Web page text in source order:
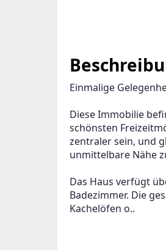
Einmalige
Diese Immobilie
schönsten
zentraler sein, und
unmittelbare Nähe
Das Haus verfügt
Badezimmer. Die
Kachelöfen o..